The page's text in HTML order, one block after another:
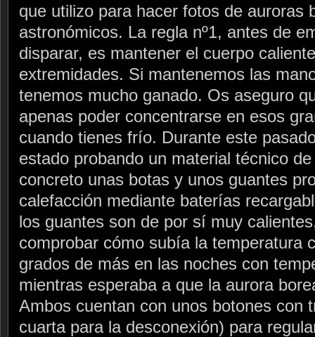
que utilizo para hacer fotos de auroras
astronómicos. La regla nº1, antes de
disparar, es mantener el cuerpo
extremidades. Si mantenemos las
tenemos mucho ganado. Os aseguro
apenas poder concentrarse en esos
cuando tienes frío. Durante este
estado probando un material técnico
concreto unas botas y unos guantes
calefacción mediante baterías
los guantes son de por sí muy
comprobar cómo subía la temperatura
grados de más en las noches con
mientras esperaba a que la aurora
Ambos cuentan con unos botones con
cuarta para la desconexión) para